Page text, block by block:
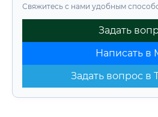
Свяжитесь с нами удобным
Задать
Написать в
Задать вопрос в